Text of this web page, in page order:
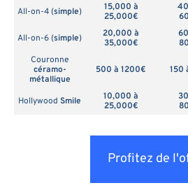
All-on-4 (simple)
15,000 à
25,000€
All-on-6 (simple)
20,000 à
35,000€
Couronne
céramo-
métallique
500 à 1200€ 150
Hollywood Smile
10,000 à
25,000€
Profitez de